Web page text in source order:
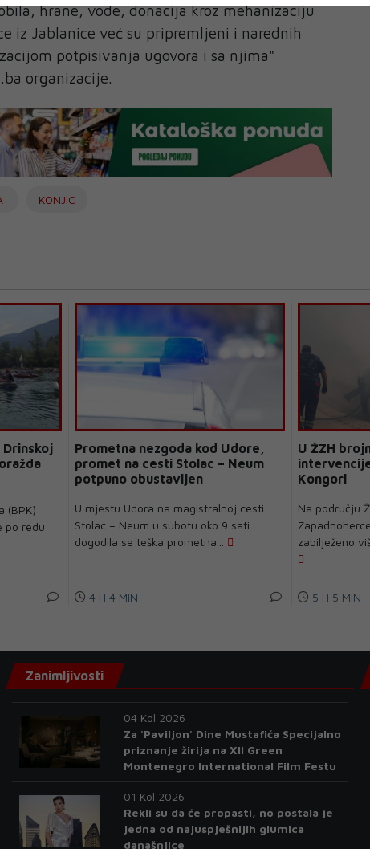
hrane, vode, donacija kroz mehanizaciju
iz Jablanice već su pripremljeni i narednih
potpisivanja ugovora i sa njima"
organizacije.
KONJIC
Drinskoj
(BPK)
po redu
Prometna nezgoda kod Udore,
promet na cesti Stolac – Neum
potpuno obustavljen
U mjestu Udora na magistralnoj cesti
Stolac – Neum u subotu oko 9 sati
dogodila se teška prometna...
4 H 4 MIN
U ŽZH
Kongori
Na području
zabilježeno
5 H 5 MIN
Zanimljivosti
04 Kol 2026
Za 'Paviljon' Dine Mustafića Specijalno
priznanje žirija na XII Green
Montenegro International Film Festu
01 Kol 2026
Rekli su da će propasti, no postala je
jedna od najuspješnijih glumica
današnjice